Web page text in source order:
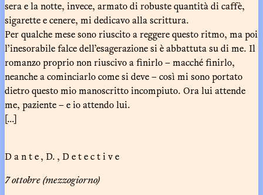
sera e la notte, invece, armato di robuste quantità di caffè,
sigarette e cenere, mi dedicavo alla scrittura.
Per qualche mese sono riuscito a reggere questo ritmo, ma poi
l’inesorabile falce dell’esagerazione si è abbattuta su di me. Il
romanzo proprio non riuscivo a finirlo – macché finirlo,
neanche a cominciarlo come si deve – così mi sono portato
dietro questo mio manoscritto incompiuto. Ora lui attende
me, paziente – e io attendo lui.
[…]
D a n t e , D. , D e t e c t i v e
7 ottobre (mezzogiorno)